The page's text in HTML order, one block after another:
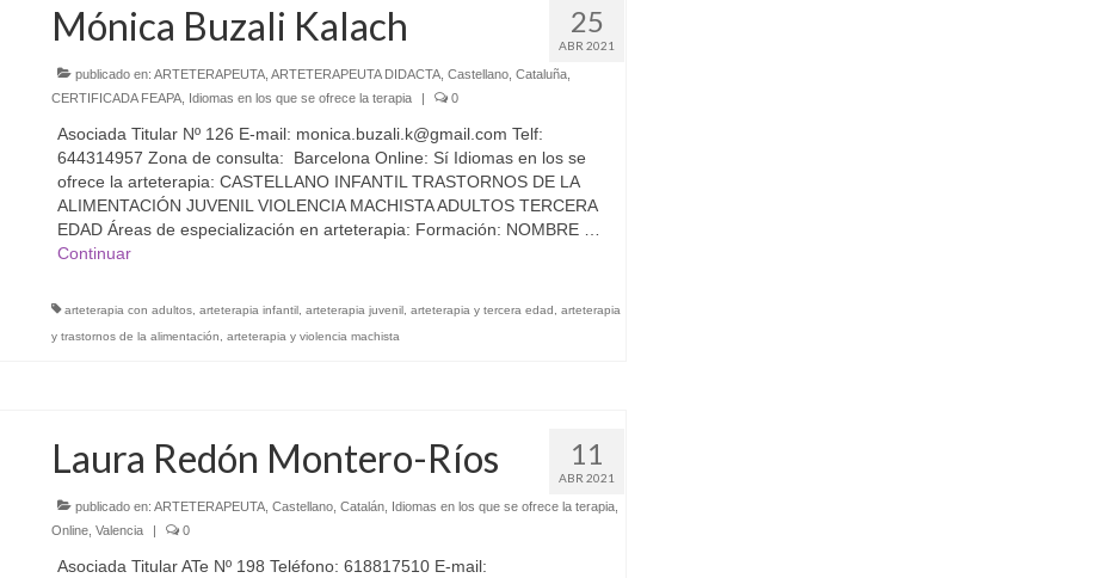
25
ABR 2021
Mónica Buzali Kalach
publicado en: ARTETERAPEUTA, ARTETERAPEUTA DIDACTA, Castellano, Cataluña,
CERTIFICADA FEAPA, Idiomas en los que se ofrece la terapia | 0
Asociada Titular Nº 126 E-mail: monica.buzali.k@gmail.com Telf:
644314957 Zona de consulta: Barcelona Online: Sí Idiomas en los se
ofrece la arteterapia: CASTELLANO INFANTIL TRASTORNOS DE LA
ALIMENTACIÓN JUVENIL VIOLENCIA MACHISTA ADULTOS TERCERA
EDAD Áreas de especialización en arteterapia: Formación: NOMBRE …
Continuar
arteterapia con adultos, arteterapia infantil, arteterapia juvenil, arteterapia y tercera edad
arteterapia
y trastornos de la alimentación
arteterapia y violencia machista
11
ABR 2021
Laura Redón Montero-Ríos
publicado en: ARTETERAPEUTA, Castellano, Catalán, Idiomas en los que se ofrece la terapia,
Online, Valencia | 0
Asociada Titular ATe Nº 198 Teléfono: 618817510 E-mail: